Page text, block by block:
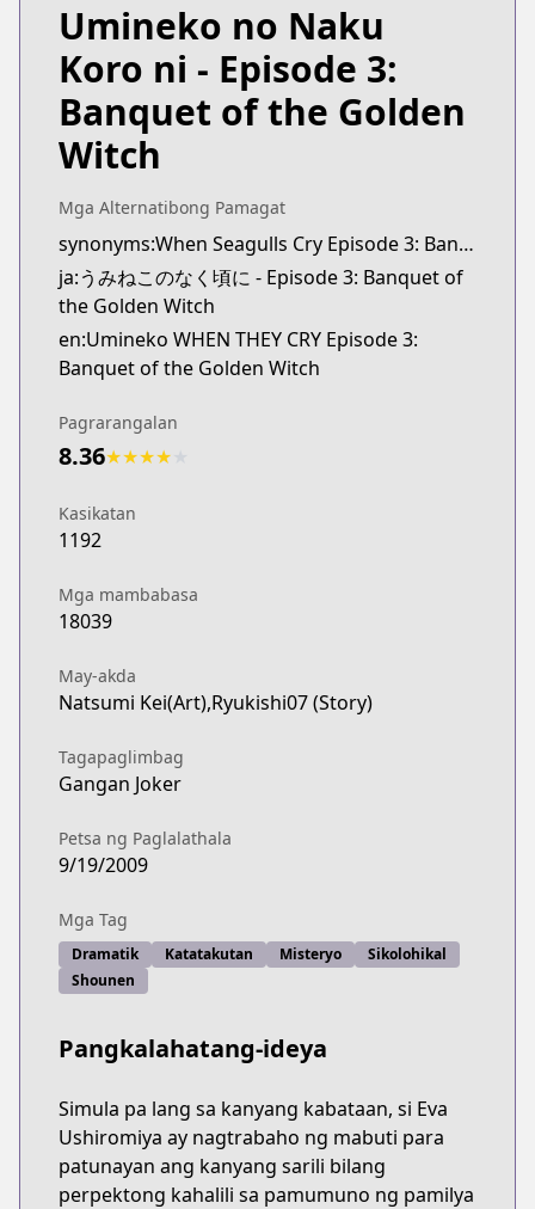
Umineko no Naku
Koro ni - Episode 3:
Banquet of the Golden
Witch
Mga Alternatibong Pamagat
synonyms:When Seagulls Cry Episode 3: Banquet of the Golden Witch
ja:うみねこのなく頃に - Episode 3: Banquet of
the Golden Witch
en:Umineko WHEN THEY CRY Episode 3:
Banquet of the Golden Witch
Pagrarangalan
8.36★★★★
Kasikatan
1192
Mga mambabasa
18039
May-akda
Natsumi Kei(Art),Ryukishi07 (Story)
Tagapaglimbag
Gangan Joker
Petsa ng Paglalathala
9/19/2009
Mga Tag
Dramatik Katatakutan Misteryo
Sikolohikal
Shounen
Pangkalahatang-ideya
Simula pa lang sa kanyang kabataan, si Eva
Ushiromiya ay nagtrabaho ng mabuti para
patunayan ang kanyang sarili bilang
perpektong kahalili sa pamumuno ng pamilya